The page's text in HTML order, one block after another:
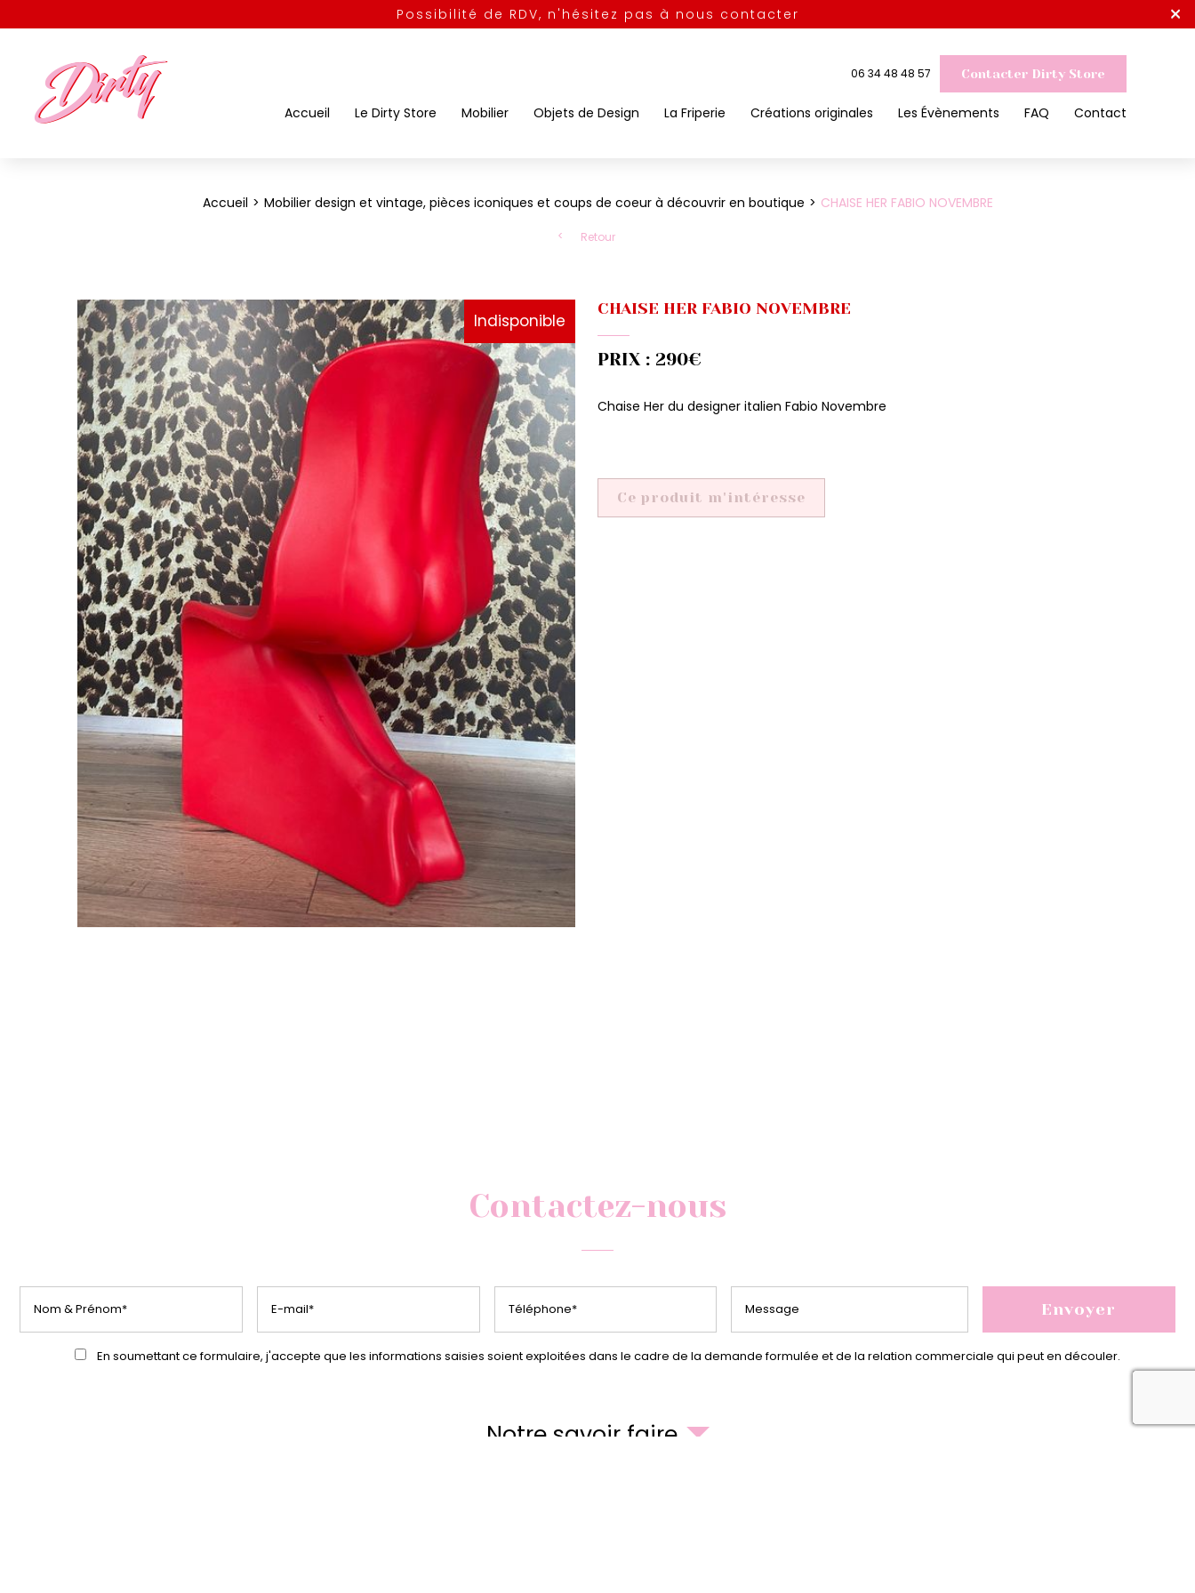
Possibilité de RDV, n'hésitez pas à nous contacter ×
06 34 48 48 57 Contacter Dirty Store
Accueil Le Dirty Store Mobilier Objets de Design La Friperie Créations originales Les Évènements FAQ Contact
Accueil Mobilier design et vintage, pièces iconiques et coups de coeur à découvrir en boutique CHAISE HER FABIO NOVEMBRE
Retour
Indisponible
CHAISE HER FABIO NOVEMBRE
PRIX : 290€
Chaise Her du designer italien Fabio Novembre
Ce produit m'intéresse
Contactez-nous
En soumettant ce formulaire, j'accepte que les informations saisies soient exploitées dans le cadre de la demande formulée et de la relation commerciale qui peut en découler.
Notre savoir faire